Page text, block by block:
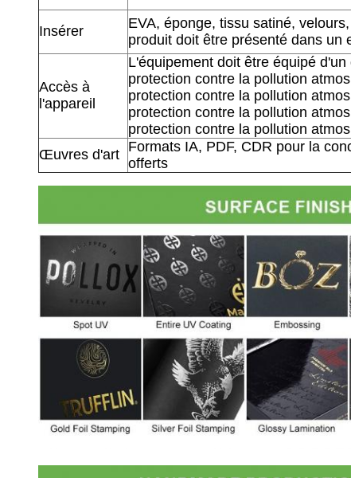
Insérer EVA, éponge, tissu satiné,
produit doit être présenté dans un
Accès à
l'appareil
L'équipement doit être équipé
protection contre la pollution
protection contre la pollution
protection contre la pollution
protection contre la pollution
Œuvres d'art Formats IA, PDF, CDR pour la
offerts